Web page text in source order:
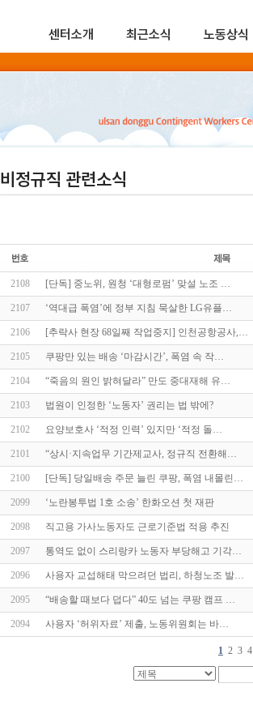
센터소개 최근소식 노동상식
비정규직 관련소식
2108 [단독] 중노위, 원청 ‘대형로펌’ 맞설 노조 …
2107 ‘역대급 폭염’에 정부 지침 묵살한 LG유플…
2106 [추락사 현장 68일째 작업중지] 인천공항공사,…
2105 쿠팡만 있는 배송 ‘마감시간’, 폭염 속 작…
2104 “죽음의 원인 밝혀달라” 만도 중대재해 유…
2103 법원이 인정한 ‘노동자’ 권리는 법 밖에?
2102 요양보호사 ‘적정 인력’ 있지만 ‘적정 돌…
2101 “상시·지속업무 기간제교사, 정규직 전환해…
2100 [단독] 당일배송 주문 늘린 쿠팡, 폭염 내몰린…
2099 ‘노란봉투법 1호 소송’ 한화오션 첫 재판
2098 직고용 가사노동자도 근로기준법 적용 추진
2097 통역도 없이 스리랑카 노동자 부당해고 기각…
2096 사용자 교섭해태 막으려던 법리, 하청노조 발…
2095 “배송할 때보다 덥다” 40도 넘는 쿠팡 캠프 …
2094 사용자 ‘허위자료’ 제출, 노동위원회는 바…
1 2 3 4